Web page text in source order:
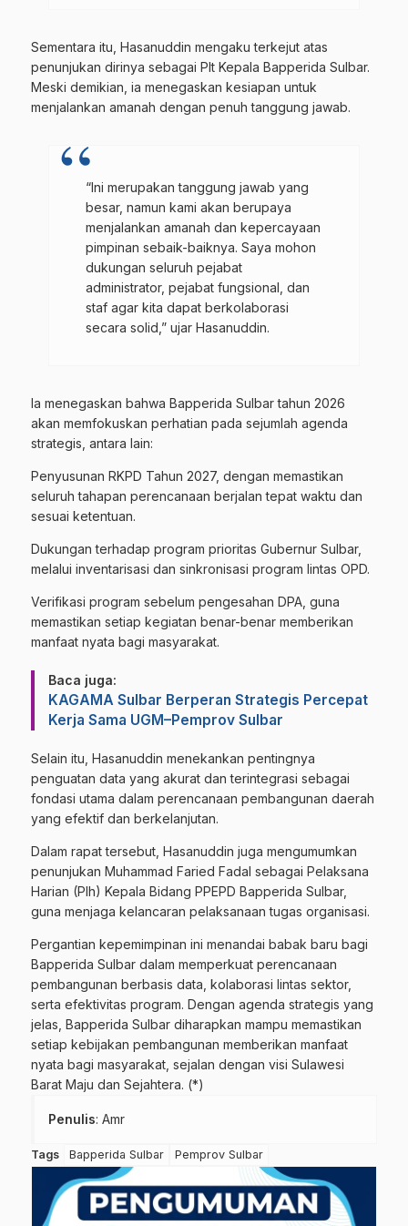
Sementara itu, Hasanuddin mengaku terkejut atas
penunjukan dirinya sebagai Plt Kepala Bapperida Sulbar.
Meski demikian, ia menegaskan kesiapan untuk
menjalankan amanah dengan penuh tanggung jawab.
“Ini merupakan tanggung jawab yang
besar, namun kami akan berupaya
menjalankan amanah dan kepercayaan
pimpinan sebaik-baiknya. Saya mohon
dukungan seluruh pejabat
administrator, pejabat fungsional, dan
staf agar kita dapat berkolaborasi
secara solid,” ujar Hasanuddin.
Ia menegaskan bahwa Bapperida Sulbar tahun 2026
akan memfokuskan perhatian pada sejumlah agenda
strategis, antara lain:
Penyusunan RKPD Tahun 2027, dengan memastikan
seluruh tahapan perencanaan berjalan tepat waktu dan
sesuai ketentuan.
Dukungan terhadap program prioritas Gubernur Sulbar,
melalui inventarisasi dan sinkronisasi program lintas OPD.
Verifikasi program sebelum pengesahan DPA, guna
memastikan setiap kegiatan benar-benar memberikan
manfaat nyata bagi masyarakat.
Baca juga:
KAGAMA Sulbar Berperan Strategis Percepat
Kerja Sama UGM–Pemprov Sulbar
Selain itu, Hasanuddin menekankan pentingnya
penguatan data yang akurat dan terintegrasi sebagai
fondasi utama dalam perencanaan pembangunan daerah
yang efektif dan berkelanjutan.
Dalam rapat tersebut, Hasanuddin juga mengumumkan
penunjukan Muhammad Faried Fadal sebagai Pelaksana
Harian (Plh) Kepala Bidang PPEPD Bapperida Sulbar,
guna menjaga kelancaran pelaksanaan tugas organisasi.
Pergantian kepemimpinan ini menandai babak baru bagi
Bapperida Sulbar dalam memperkuat perencanaan
pembangunan berbasis data, kolaborasi lintas sektor,
serta efektivitas program. Dengan agenda strategis yang
jelas, Bapperida Sulbar diharapkan mampu memastikan
setiap kebijakan pembangunan memberikan manfaat
nyata bagi masyarakat, sejalan dengan visi Sulawesi
Barat Maju dan Sejahtera. (*)
Penulis: Amr
Tags Bapperida Sulbar Pemprov Sulbar